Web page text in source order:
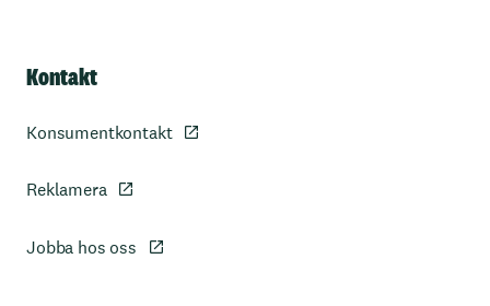
Kontakt
Konsumentkontakt
Reklamera
Jobba hos oss